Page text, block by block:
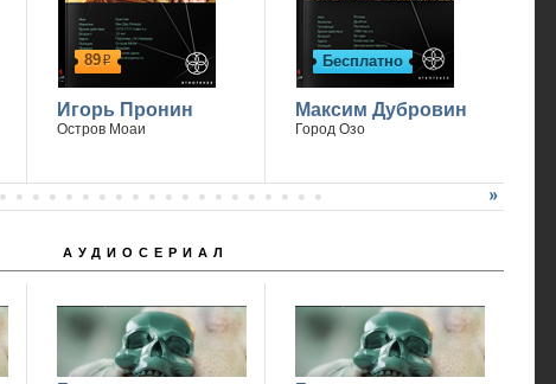
89р
Игорь Пронин
Остров Моаи
Бесплатно
Максим Дубровин
Город Озо
АУДИОСЕРИАЛ